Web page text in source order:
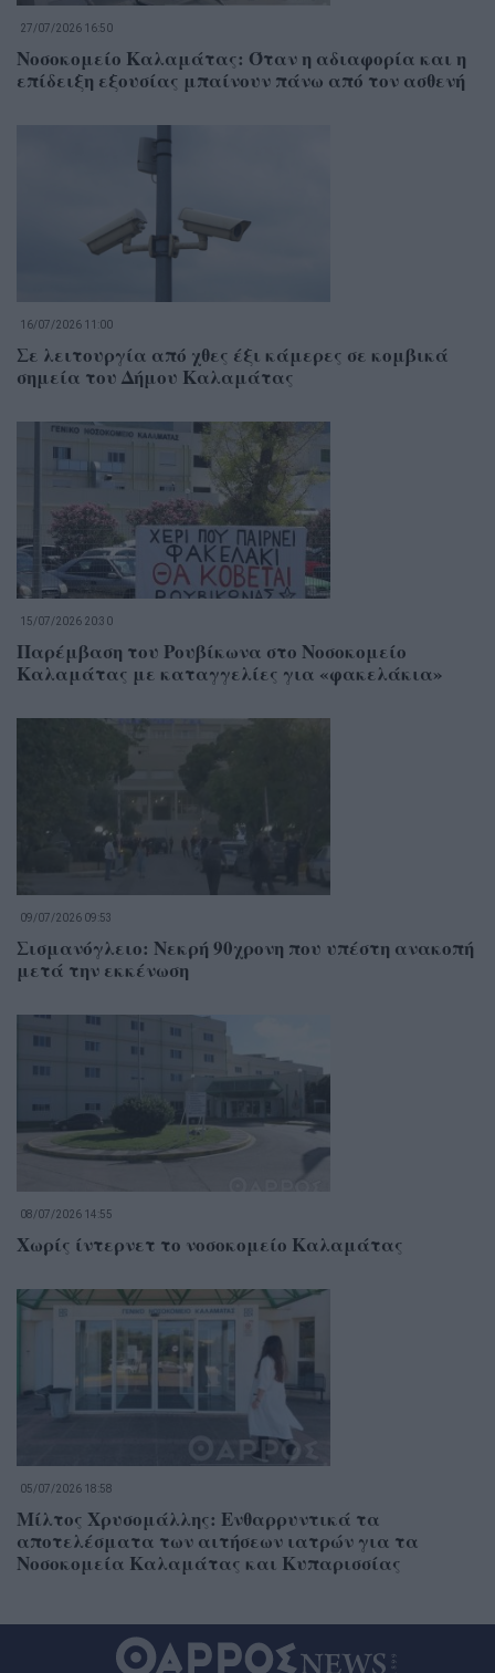
27/07/2026 16:50
Νοσοκομείο Καλαμάτας: Όταν η αδιαφορία και η
επίδειξη εξουσίας μπαίνουν πάνω από τον ασθενή
16/07/2026 11:00
Σε λειτουργία από χθες έξι κάμερες σε κομβικά
σημεία του Δήμου Καλαμάτας
15/07/2026 20:30
Παρέμβαση του Ρουβίκωνα στο Νοσοκομείο
Καλαμάτας με καταγγελίες για «φακελάκια»
09/07/2026 09:53
Σισμανόγλειο: Νεκρή 90χρονη που υπέστη ανακοπή
μετά την εκκένωση
08/07/2026 14:55
Χωρίς ίντερνετ το νοσοκομείο Καλαμάτας
05/07/2026 18:58
Μίλτος Χρυσομάλλης: Ενθαρρυντικά τα
αποτελέσματα των αιτήσεων ιατρών για τα
Νοσοκομεία Καλαμάτας και Κυπαρισσίας